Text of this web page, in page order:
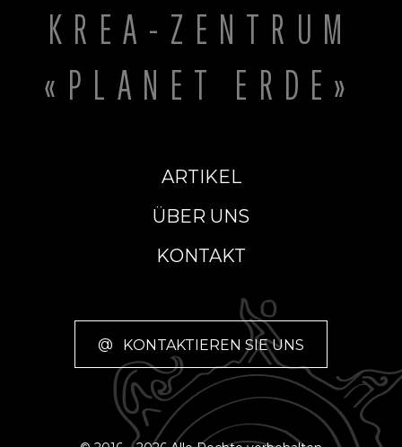
KREA-ZENTRUM
«PLANET ERDE»
ARTIKEL
ÜBER UNS
KONTAKT
@ KONTAKTIEREN SIE UNS